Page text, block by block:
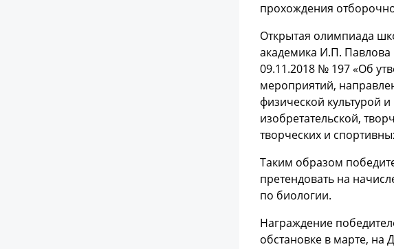
прохождения
Открытая олимпиада
академика И.П.
09.11.2018 № 197 «Об
мероприятий,
физической культурой
изобретательской,
творческих и
Таким образом
претендовать на
по биологии.
Награждение
обстановке в марте, на